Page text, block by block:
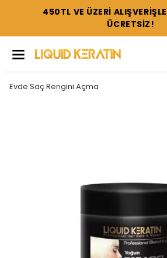
450TL VE ÜZERİ
ÜCRETSİZ!
Evde Saç Rengini Açma